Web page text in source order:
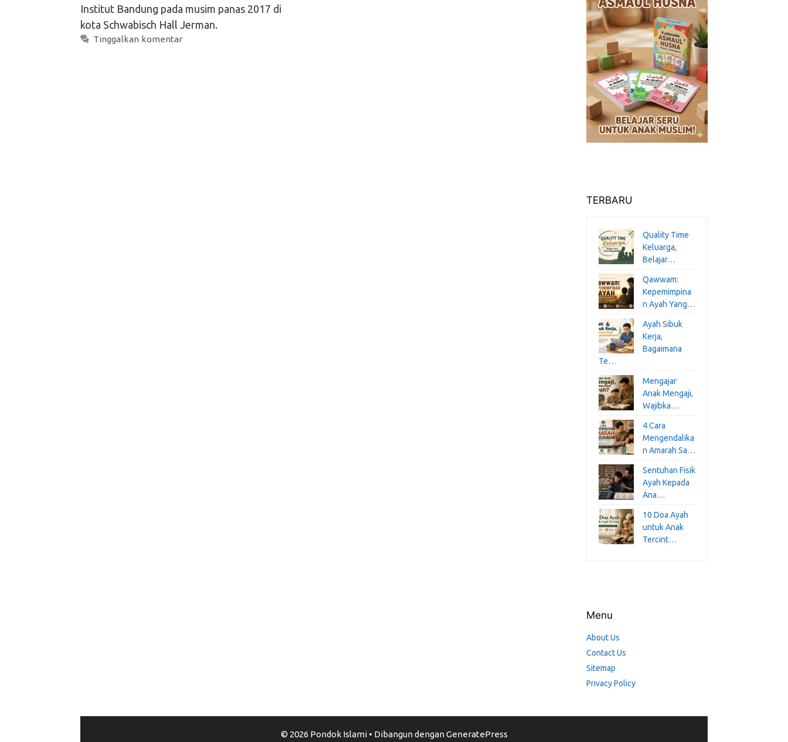
Institut Bandung pada musim panas 2017 di
kota Schwabisch Hall Jerman.
Tinggalkan komentar
TERBARU
Quality Time
Keluarga,
Belajar…
Qawwam:
Kepemimpina
n Ayah Yang…
Ayah Sibuk
Kerja,
Bagaimana
Te…
Mengajar
Anak Mengaji,
Wajibka…
4 Cara
Mengendalika
n Amarah Sa…
Sentuhan Fisik
Ayah Kepada
Ana…
10 Doa Ayah
untuk Anak
Tercint…
Menu
About Us
Contact Us
Sitemap
Privacy Policy
© 2026 Pondok Islami• Dibangun denganGeneratePress